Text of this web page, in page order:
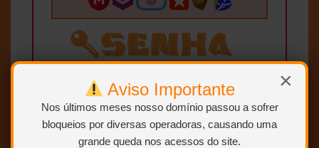
×
Aviso Importante
Nos últimos meses nosso domínio passou a sofrer
bloqueios por diversas operadoras, causando uma
grande queda nos acessos do site.
MEMORIADATV